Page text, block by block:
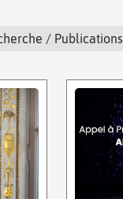
/ Publications